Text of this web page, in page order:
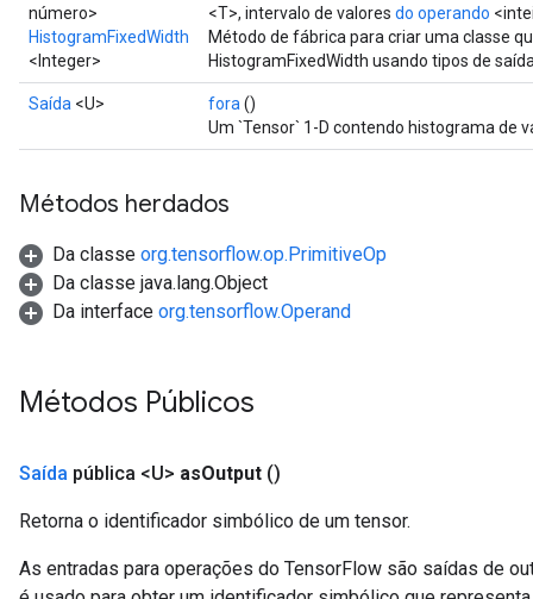
número>
HistogramFixedWidth
<Integer>
<T>, intervalo de valores do operando
Método de fábrica para criar uma classe
HistogramFixedWidth usando tipos de
Saída <U> fora ()
Um `Tensor` 1-D contendo histograma de
Métodos herdados
Da classe org.tensorflow.op.PrimitiveOp
Da classe java.lang.Object
Da interface org.tensorflow.Operand
Métodos Públicos
Saída pública <U> asOutput ()
Retorna o identificador simbólico de um tensor.
As entradas para operações do TensorFlow são saídas de